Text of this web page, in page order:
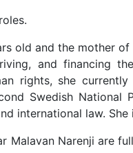
old and the mother
and financing
rights, she
Swedish National
international law.
Malavan Narenji are